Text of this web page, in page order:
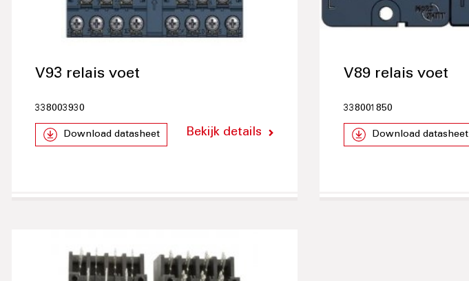
V93 relais voet
338003930
Download datasheet Bekijk details
V89 relais voet
338001850
Download datasheet